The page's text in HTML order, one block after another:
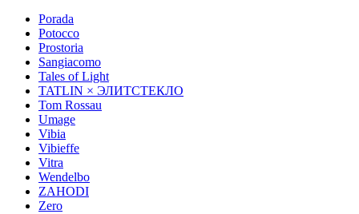
Porada
Potocco
Prostoria
Sangiacomo
Tales of Light
TATLIN × ЭЛИТСТЕКЛО
Tom Rossau
Umage
Vibia
Vibieffe
Vitra
Wendelbo
ZAHODI
Zero